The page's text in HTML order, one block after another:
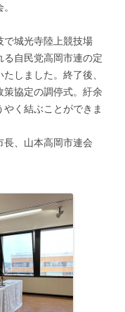
城光寺陸上競技場
自民党高岡市連の定
しました。終了後、
協定の調停式。紆余
く結ぶことができま
、山本高岡市連会